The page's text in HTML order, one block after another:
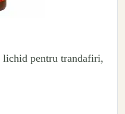
lichid pentru trandafiri,